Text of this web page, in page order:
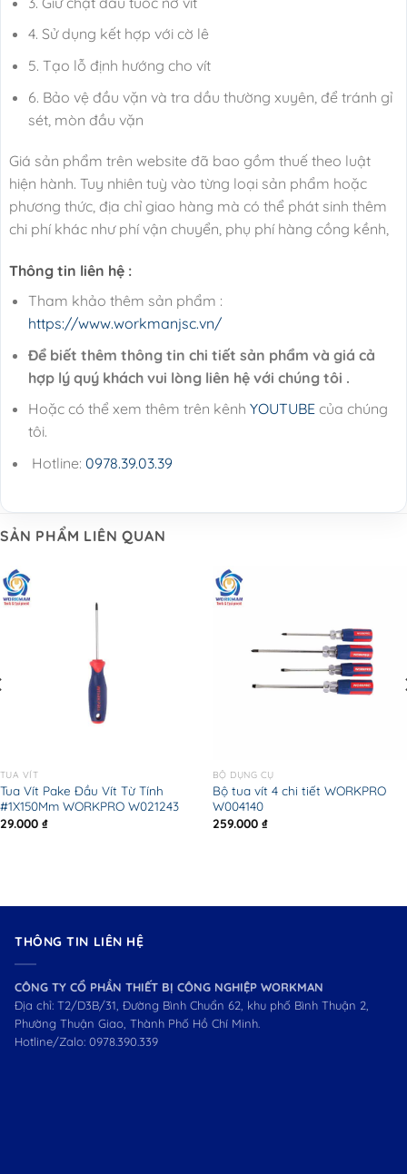
4. Sử dụng kết hợp với cờ lê
5. Tạo lỗ định hướng cho vít
6. Bảo vệ đầu vặn và tra dầu thường xuyên, để tránh gỉ
sét, mòn đầu vặn
Giá sản phẩm trên website đã bao gồm thuế theo luật
hiện hành. Tuy nhiên tuỳ vào từng loại sản phẩm hoặc
phương thức, địa chỉ giao hàng mà có thể phát sinh thêm
chi phí khác như phí vận chuyển, phụ phí hàng cồng kềnh,
Thông tin liên hệ :
Tham khảo thêm sản phẩm :
https://www.workmanjsc.vn/
Để biết thêm thông tin chi tiết sản phẩm và giá cả
hợp lý quý khách vui lòng liên hệ với chúng tôi .
Hoặc có thể xem thêm trên kênh YOUTUBEcủa chúng
tôi.
Hotline: 0978.39.03.39
SẢN PHẨM LIÊN QUAN
TUA VÍT
Tua Vít Pake Đầu Vít Từ Tính
#1X150Mm WORKPRO W021243
29.000 ₫
BỘ DỤNG CỤ
Bộ tua vít 4 chi tiết WORKPRO
W004140
259.000 ₫
THÔNG TIN LIÊN HỆ
CÔNG TY CỔ PHẦN THIẾT BỊ CÔNG NGHIỆP WORKMAN
Địa chỉ: T2/D3B/31, Đường Bình Chuẩn 62, khu phố Bình Thuận 2,
Phường Thuận Giao, Thành Phố Hồ Chí Minh.
Hotline/Zalo: 0978.390.339